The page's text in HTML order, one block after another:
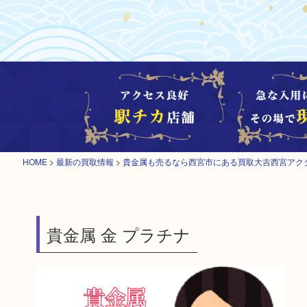
HOME > 最新の買取情報 > 貴金属も売るなら西宮市にある買取大吉西宮アク
貴金属 金 プラチナ